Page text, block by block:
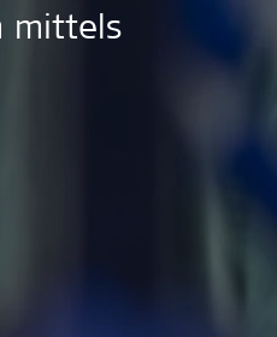
mittels